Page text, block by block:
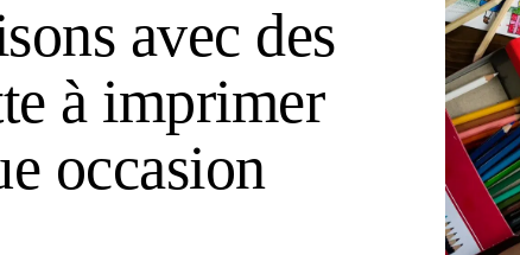
avec des
à imprimer
occasion